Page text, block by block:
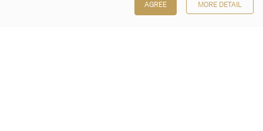
AGREE MORE DETAIL